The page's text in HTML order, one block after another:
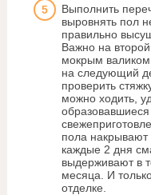
Выполнить
выровнять пол
правильно
Важно на
мокрым
на следующий
проверить
можно ходить,
пола накрывают
каждые 2 дня
выдерживают в
месяца. И
отделке.